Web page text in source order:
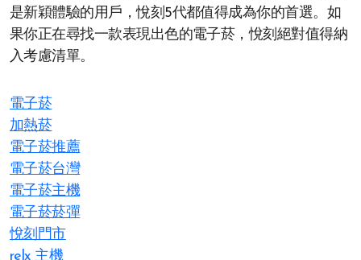
是新穎體驗的用戶，悅刻5代都值得成為你的首選。如
果你正在尋找一款表現出色的電子菸，悅刻絕對值得納
入考慮清單。
電子菸
加熱菸
電子菸推薦
電子菸台灣
電子菸主機
電子菸菸彈
悅刻門市
relx 主機